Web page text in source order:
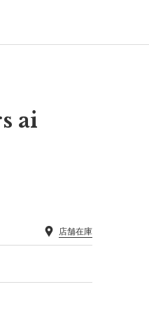
ai
店舗在庫